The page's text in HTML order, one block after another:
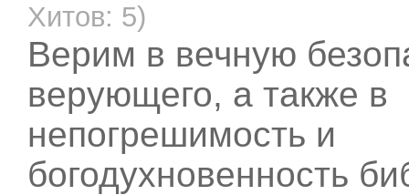
Хитов: 5)
Верим в вечную
верующего, а также в
непогрешимость и
богодухновенность